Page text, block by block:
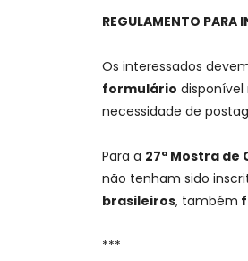
REGULAMENTO PARA
Os interessados
formulário
necessidade de
Para a 27ª Mostra
não tenham sido
brasileiros, também
***